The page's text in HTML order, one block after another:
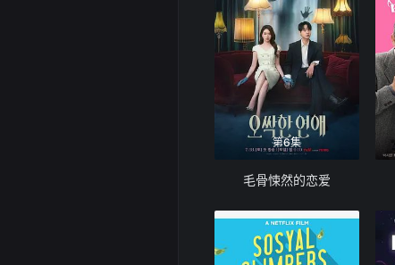
第6集
毛骨悚然的恋爱